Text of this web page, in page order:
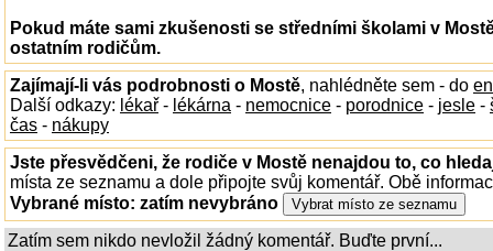
Pokud máte sami zkušenosti se středními školami v
ostatním rodičům.
Zajímají-li vás podrobnosti o Mostě, nahlédněte sem - do
Další odkazy: lékař - lékárna - nemocnice - porodnice - jesle -
čas - nákupy
Jste přesvědčeni, že rodiče v Mostě nenajdou to, co
místa ze seznamu a dole připojte svůj komentář. Obě
Vybrané místo: zatím nevybráno
Zatím sem nikdo nevložil žádný komentář. Buďte první...